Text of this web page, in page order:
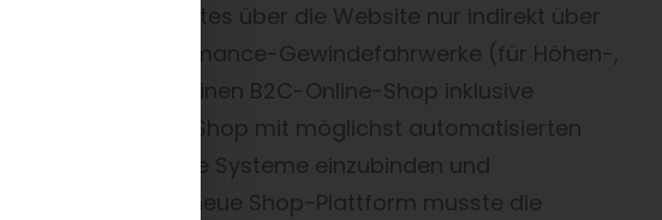
freien Teilemarktes über die Website nur indirekt über
der Performance-Gewindefahrwerke (für Höhen-,
das Ziel, einen B2C-Online-Shop inklusive
realisieren. Ein Shop mit möglichst automatisierten
vorhandene Systeme einzubinden und
für die neue Shop-Plattform musste die